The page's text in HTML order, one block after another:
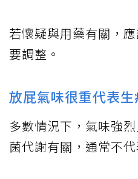
若懷疑與用藥有關，
要調整。
放屁氣味很重代表生
多數情況下，氣味強
菌代謝有關，通常不